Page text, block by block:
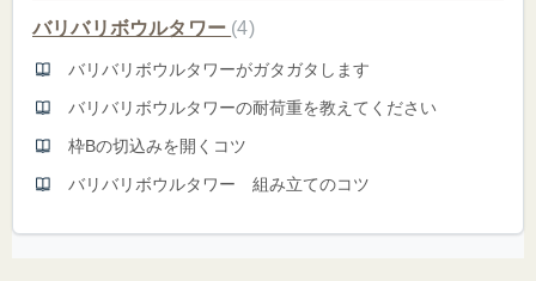
バリバリボウルタワー 4
バリバリボウルタワーがガタガタします
バリバリボウルタワーの耐荷重を教えてください
枠Bの切込みを開くコツ
バリバリボウルタワー 組み立てのコツ